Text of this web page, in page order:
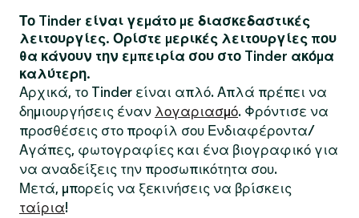
Το Tinder είναι γεμάτο με διασκεδαστικές
λειτουργίες. Ορίστε μερικές λειτουργίες που
θα κάνουν την εμπειρία σου στο Tinder ακόμα
καλύτερη.
Αρχικά, το Tinder είναι απλό. Απλά πρέπει να
δημιουργήσεις έναν λογαριασμό. Φρόντισε να
προσθέσεις στο προφίλ σου Ενδιαφέροντα/
Αγάπες, φωτογραφίες και ένα βιογραφικό για
να αναδείξεις την προσωπικότητα σου.
Μετά, μπορείς να ξεκινήσεις να βρίσκεις
ταίρια!